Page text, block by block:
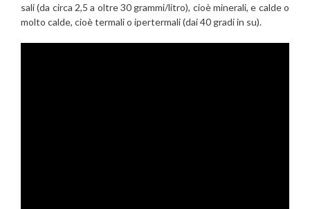
sali (da circa 2,5 a oltre 30 grammi/litro), cioè minerali, e calde o
molto calde, cioè termali o ipertermali (dai 40 gradi in su).